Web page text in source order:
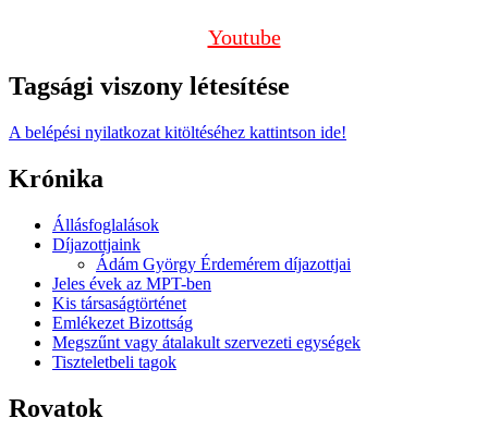
Youtube
Tagsági viszony létesítése
A belépési nyilatkozat kitöltéséhez kattintson ide!
Krónika
Állásfoglalások
Díjazottjaink
Ádám György Érdemérem díjazottjai
Jeles évek az MPT-ben
Kis társaságtörténet
Emlékezet Bizottság
Megszűnt vagy átalakult szervezeti egységek
Tiszteletbeli tagok
Rovatok